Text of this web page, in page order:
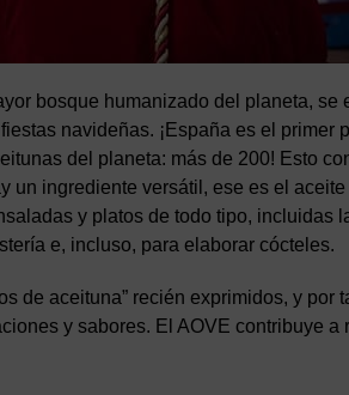
bosque humanizado del planeta, se
navideñas. ¡España es el primer
del planeta: más de 200! Esto
un ingrediente versátil, ese es el
y platos de todo tipo, incluidas
e, incluso, para elaborar cócteles.
de aceituna” recién exprimidos, y por
y sabores. El AOVE contribuye